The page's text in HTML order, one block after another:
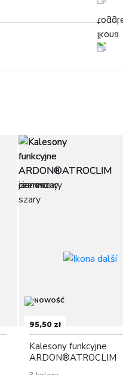
95,50 zł
Kalesony funkcyjne
ARDON®ATROCLIM